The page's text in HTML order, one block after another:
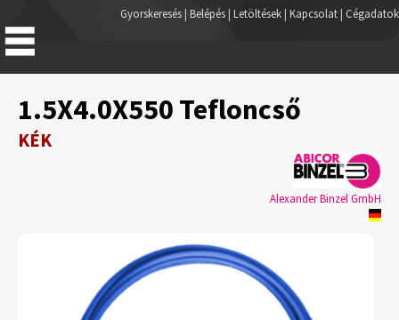
Regisztráció
Gyorskeresés| Belépés | Letöltések | Kapcsolat | Cégadatok
1.5X4.0X550 Tefloncső
KÉK
Alexander Binzel GmbH